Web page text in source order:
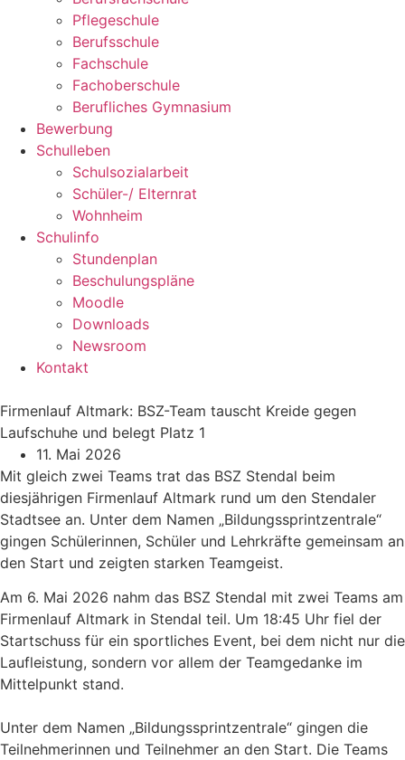
Pflegeschule
Berufsschule
Fachschule
Fachoberschule
Berufliches Gymnasium
Bewerbung
Schulleben
Schulsozialarbeit
Schüler-/ Elternrat
Wohnheim
Schulinfo
Stundenplan
Beschulungspläne
Moodle
Downloads
Newsroom
Kontakt
Firmenlauf Altmark: BSZ-Team tauscht Kreide gegen
Laufschuhe und belegt Platz 1
11. Mai 2026
Mit gleich zwei Teams trat das BSZ Stendal beim
diesjährigen Firmenlauf Altmark rund um den Stendaler
Stadtsee an. Unter dem Namen „Bildungssprintzentrale“
gingen Schülerinnen, Schüler und Lehrkräfte gemeinsam an
den Start und zeigten starken Teamgeist.
Am 6. Mai 2026 nahm das BSZ Stendal mit zwei Teams am
Firmenlauf Altmark in Stendal teil. Um 18:45 Uhr fiel der
Startschuss für ein sportliches Event, bei dem nicht nur die
Laufleistung, sondern vor allem der Teamgedanke im
Mittelpunkt stand.
Unter dem Namen „Bildungssprintzentrale“ gingen die
Teilnehmerinnen und Teilnehmer an den Start. Die Teams